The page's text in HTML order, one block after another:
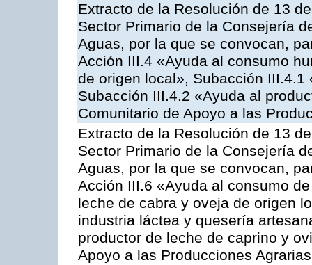
Extracto de la Resolución de 13
Sector Primario de la Consejería
Aguas, por la que se convocan,
Acción III.4 «Ayuda al consumo
de origen local», Subacción
Subacción III.4.2 «Ayuda al
Comunitario de Apoyo a las
Extracto de la Resolución de 13
Sector Primario de la Consejería
Aguas, por la que se convocan,
Acción III.6 «Ayuda al consumo
leche de cabra y oveja de origen
industria láctea y quesería
productor de leche de caprino y
Apoyo a las Producciones